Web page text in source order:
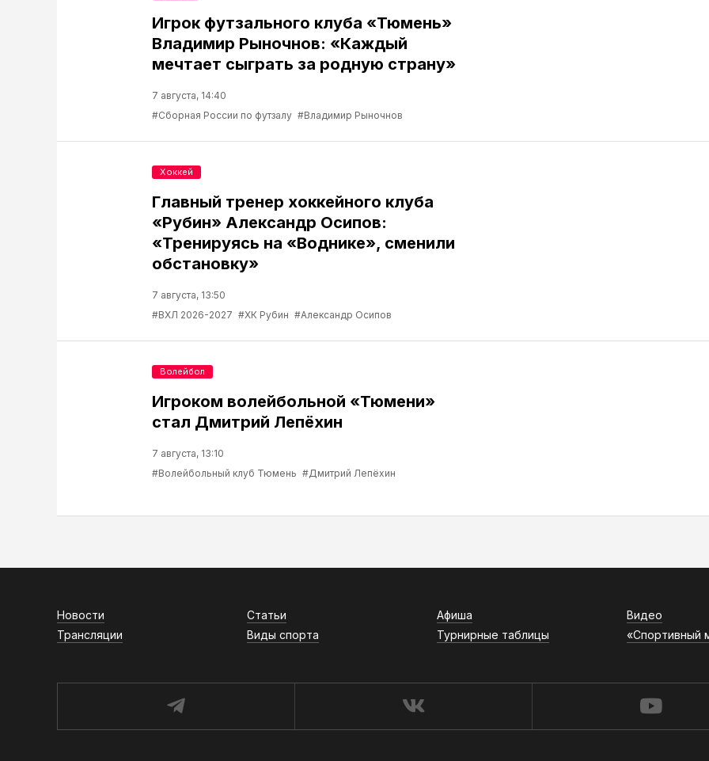
Игрок футзального клуба «Тюмень»
Владимир Рыночнов: «Каждый
мечтает сыграть за родную страну»
7 августа, 14:40
#Сборная России по футзалу #Владимир Рыночнов
Главный тренер хоккейного клуба
«Рубин» Александр Осипов:
«Тренируясь на «Воднике», сменили
обстановку»
7 августа, 13:50
#ВХЛ 2026-2027 #ХК Рубин #Александр Осипов
Хоккей
Игроком волейбольной «Тюмени»
стал Дмитрий Лепёхин
7 августа, 13:10
#Волейбольный клуб Тюмень #Дмитрий Лепёхин
Волейбол
Новости Статьи Афиша Видео
Трансляции
Виды спорта Турнирные таблицы «Спортивный